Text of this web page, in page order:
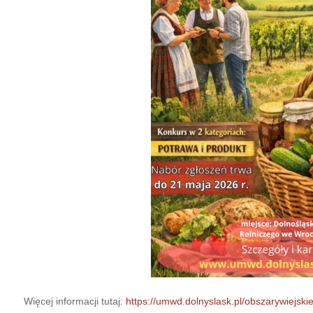
Więcej informacji tutaj: https://umwd.dolnyslask.pl/obszarywiejskie